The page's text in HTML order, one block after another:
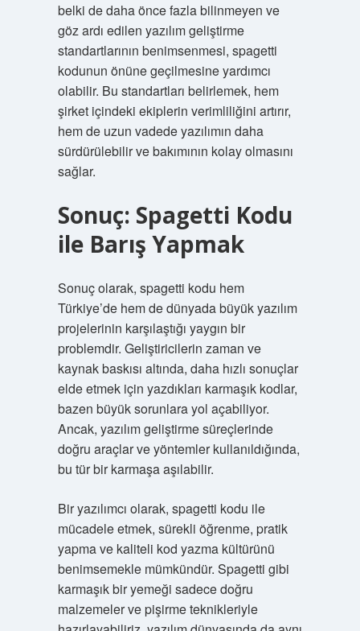
belki de daha önce fazla bilinmeyen ve
göz ardı edilen yazılım geliştirme
standartlarının benimsenmesi, spagetti
kodunun önüne geçilmesine yardımcı
olabilir. Bu standartları belirlemek, hem
şirket içindeki ekiplerin verimliliğini artırır,
hem de uzun vadede yazılımın daha
sürdürülebilir ve bakımının kolay olmasını
sağlar.
Sonuç: Spagetti Kodu
ile Barış Yapmak
Sonuç olarak, spagetti kodu hem
Türkiye’de hem de dünyada büyük yazılım
projelerinin karşılaştığı yaygın bir
problemdir. Geliştiricilerin zaman ve
kaynak baskısı altında, daha hızlı sonuçlar
elde etmek için yazdıkları karmaşık kodlar,
bazen büyük sorunlara yol açabiliyor.
Ancak, yazılım geliştirme süreçlerinde
doğru araçlar ve yöntemler kullanıldığında,
bu tür bir karmaşa aşılabilir.
Bir yazılımcı olarak, spagetti kodu ile
mücadele etmek, sürekli öğrenme, pratik
yapma ve kaliteli kod yazma kültürünü
benimsemekle mümkündür. Spagetti gibi
karmaşık bir yemeği sadece doğru
malzemeler ve pişirme teknikleriyle